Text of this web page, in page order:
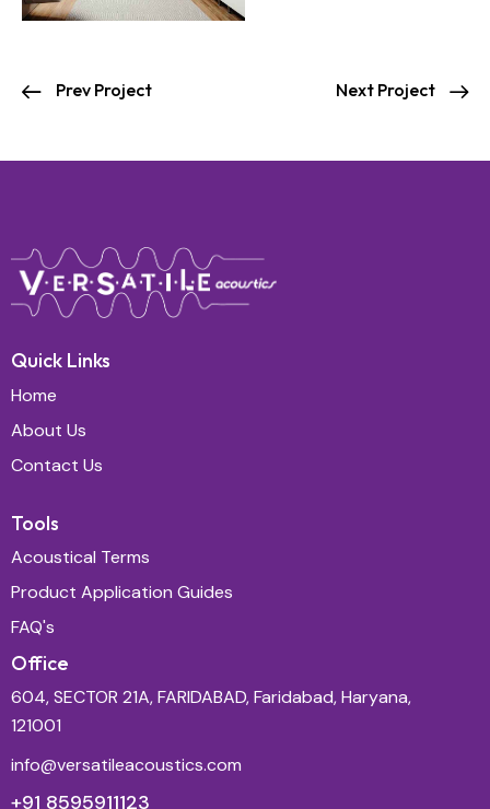
Prev Project Next Project
Quick Links
Home
About Us
Contact Us
Tools
Acoustical Terms
Product Application Guides
FAQ's
Office
604, SECTOR 21A, FARIDABAD, Faridabad, Haryana,
121001
info@versatileacoustics.com
+91 8595911123